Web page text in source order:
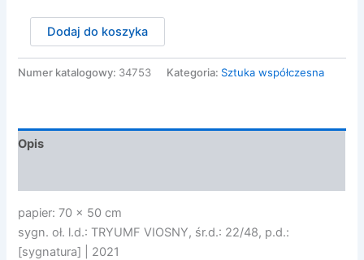
Gomulicki
Maurycy
-
Dodaj do koszyka
Numer katalogowy: 34753 Kategoria: Sztuka współczesna
Opis
papier: 70 x 50 cm
sygn. oł. l.d.: TRYUMF VIOSNY, śr.d.: 22/48, p.d.:
[sygnatura] | 2021